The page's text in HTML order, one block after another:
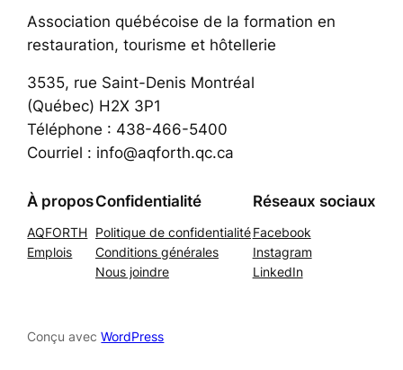
Association québécoise de la formation en
restauration, tourisme et hôtellerie
3535, rue Saint-Denis Montréal
(Québec) H2X 3P1
Téléphone : 438-466-5400
Courriel : info@aqforth.qc.ca
À propos
AQFORTH
Emplois
Confidentialité
Politique de confidentialité
Conditions générales
Nous joindre
Réseaux sociaux
Facebook
Instagram
LinkedIn
Conçu avecWordPress